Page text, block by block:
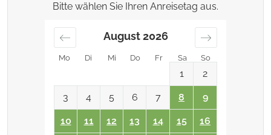
Bitte wählen Sie Ihren Anreisetag aus.
Mo Di Mi Do Fr Sa So
August 2026
1 2
3 4 5 6 7 8 9
10 11 12 13 14 15 16